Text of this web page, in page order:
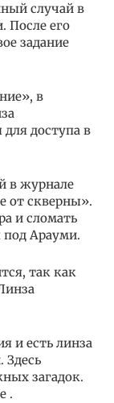
случай в
После его
задание
в
доступа в
в журнале
от скверны».
и сломать
под Арауми.
так как
и есть линза
Здесь
загадок.
.